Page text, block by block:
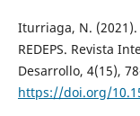
Iturriaga, N.
REDEPS. Revista
Desarrollo, 4(15),
https://doi.org/